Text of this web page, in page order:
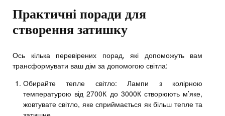
Практичні поради для
створення затишку
Ось кілька перевірених порад, які допоможуть вам
трансформувати ваш дім за допомогою світла:
Обирайте тепле світло: Лампи з колірною
температурою від 2700К до 3000К створюють м’яке,
жовтувате світло, яке сприймається як більш тепле та